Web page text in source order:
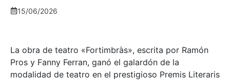
15/06/2026
La obra de teatro «Fortimbràs», escrita por Ramón
Pros y Fanny Ferran, ganó el galardón de la
modalidad de teatro en el prestigioso Premis Literaris